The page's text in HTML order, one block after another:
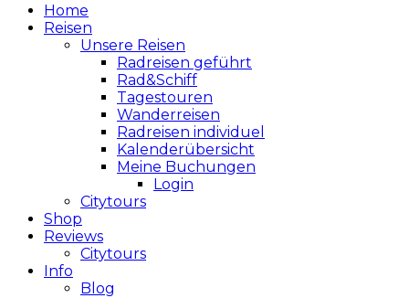
Home
Reisen
Unsere Reisen
Radreisen geführt
Rad&Schiff
Tagestouren
Wanderreisen
Radreisen individuel
Kalenderübersicht
Meine Buchungen
Login
Citytours
Shop
Reviews
Citytours
Info
Blog